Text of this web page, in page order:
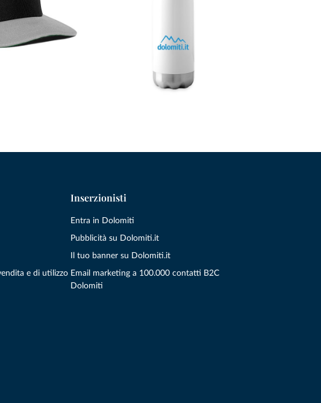
e di utilizzo
Inserzionisti
Entra in Dolomiti
Pubblicità su Dolomiti.it
Il tuo banner su Dolomiti.it
Email marketing a 100.000 contatti B2C
Dolomiti